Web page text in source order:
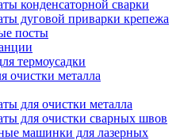
конденсаторной сварки
дуговой приварки крепежа
посты
термоусадки
очистки металла
для очистки металла
для очистки сварных швов
машинки для лазерных